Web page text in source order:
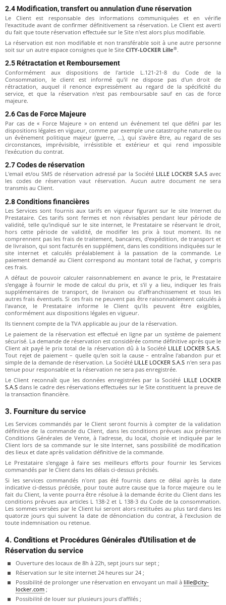
2.4 Modification, transfert ou annulation d'une réservation
Le Client est responsable des informations communiquées et en vérifie
l'exactitude avant de confirmer définitivement sa réservation. Le Client est averti
du fait que toute réservation effectuée sur le Site n'est alors plus modifiable.
La réservation est non modifiable et non transférable soit à une autre personne
soit sur un autre espace consignes que le Site CITY-LOCKER Lille®.
2.5 Rétractation et Remboursement
Conformément aux dispositions de l'article L.121-21-8 du Code de la
Consommation, le client est informé qu'il ne dispose pas d'un droit de
rétractation, auquel il renonce expressément au regard de la spécificité du
service, et que la réservation n'est pas remboursable sauf en cas de force
majeure.
2.6 Cas de Force Majeure
Par cas de « Force Majeure » on entend un événement tel que défini par les
dispositions légales en vigueur, comme par exemple une catastrophe naturelle ou
un évènement politique majeur (guerre, …), qui s'avère être, au regard de ses
circonstances, imprévisible, irrésistible et extérieur et qui rend impossible
l'exécution du contrat.
2.7 Codes de réservation
L'email et/ou SMS de réservation adressé par la Société LILLE LOCKER S.A.S avec
les codes de réservation vaut réservation. Aucun autre document ne sera
transmis au Client.
2.8 Conditions financières
Les Services sont fournis aux tarifs en vigueur figurant sur le site Internet du
Prestataire. Ces tarifs sont fermes et non révisables pendant leur période de
validité, telle qu'indiqué sur le site internet, le Prestataire se réservant le droit,
hors cette période de validité, de modifier les prix à tout moment. Ils ne
comprennent pas les frais de traitement, bancaires, d'expédition, de transport et
de livraison, qui sont facturés en supplément, dans les conditions indiquées sur le
site internet et calculés préalablement à la passation de la commande. Le
paiement demandé au Client correspond au montant total de l'achat, y compris
ces frais.
A défaut de pouvoir calculer raisonnablement en avance le prix, le Prestataire
s'engage à fournir le mode de calcul du prix, et s'il y a lieu, indiquer les frais
supplémentaires de transport, de livraison ou d'affranchissement et tous les
autres frais éventuels. Si ces frais ne peuvent pas être raisonnablement calculés à
l'avance, le Prestataire informe le Client qu'ils peuvent être exigibles,
conformément aux dispositions légales en vigueur.
Ils tiennent compte de la TVA applicable au jour de la réservation.
Le paiement de la réservation est effectué en ligne par un système de paiement
sécurisé. La demande de réservation est considérée comme définitive après que le
Client ait payé le prix total de la réservation dû à la Société LILLE LOCKER S.A.S.
Tout rejet de paiement – quelle qu'en soit la cause – entraîne l'abandon pur et
simple de la demande de réservation. La Société LILLE LOCKER S.A.S n'en sera pas
tenue pour responsable et la réservation ne sera pas enregistrée.
Le Client reconnaît que les données enregistrées par la Société LILLE LOCKER
S.A.S dans le cadre des réservations effectuées sur le Site constituent la preuve de
la transaction financière.
3. Fourniture du service
Les Services commandés par le Client seront fournis à compter de la validation
définitive de la commande du Client, dans les conditions prévues aux présentes
Conditions Générales de Vente, à l'adresse, du local, choisie et indiquée par le
Client lors de sa commande sur le site Internet, sans possibilité de modification
des lieux et date après validation définitive de la commande.
Le Prestataire s'engage à faire ses meilleurs efforts pour fournir les Services
commandés par le Client dans les délais ci-dessus précisés.
Si les services commandés n'ont pas été fournis dans ce délai après la date
indicative ci-dessus précisée, pour toute autre cause que la force majeure ou le
fait du Client, la vente pourra être résolue à la demande écrite du Client dans les
conditions prévues aux articles L 138-2 et L 138-3 du Code de la consommation.
Les sommes versées par le Client lui seront alors restituées au plus tard dans les
quatorze jours qui suivent la date de dénonciation du contrat, à l'exclusion de
toute indemnisation ou retenue.
4. Conditions et Procédures Générales d'Utilisation et de
Réservation du service
Ouverture des locaux de 8h à 22h, sept jours sur sept ;
Réservation sur le site internet 24 heures sur 24 ;
Possibilité de prolonger une réservation en envoyant un mail à lille@city-
locker.com ;
Possibilité de louer sur plusieurs jours d'affilés ;